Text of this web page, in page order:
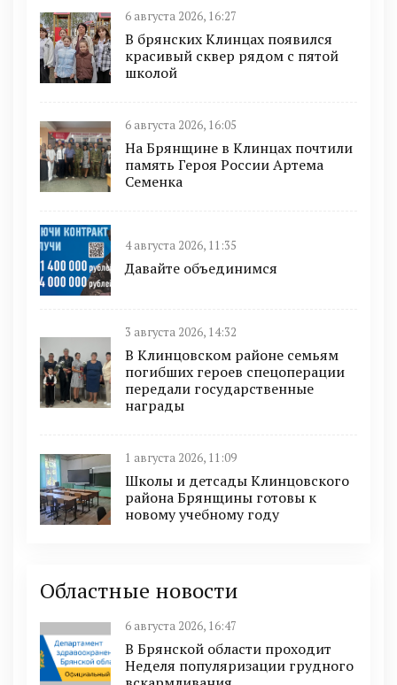
6 августа 2026, 16:27
В брянских Клинцах появился
красивый сквер рядом с пятой
школой
6 августа 2026, 16:05
На Брянщине в Клинцах почтили
память Героя России Артема
Семенка
4 августа 2026, 11:35
Давайте объединимся
3 августа 2026, 14:32
В Клинцовском районе семьям
погибших героев спецоперации
передали государственные
награды
1 августа 2026, 11:09
Школы и детсады Клинцовского
района Брянщины готовы к
новому учебному году
Областные новости
6 августа 2026, 16:47
В Брянской области проходит
Неделя популяризации грудного